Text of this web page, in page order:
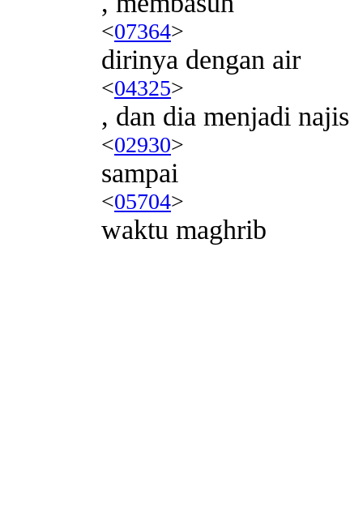
<07364>
dirinya dengan air
<04325>
, dan dia menjadi najis
<02930>
sampai
<05704>
waktu maghrib